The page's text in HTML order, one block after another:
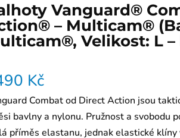
Vanguard®
– Multicam®
Velikost: L
Kč
Combat od Direct Action jsou
bavlny a nylonu. Pružnost a svobodu
příměs elastanu, jednak elastické